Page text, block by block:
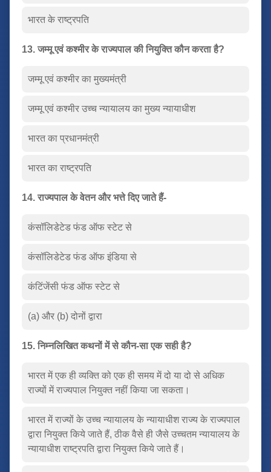
भारत के राष्ट्रपति
13. जम्मू एवं कश्मीर के राज्यपाल की नियुक्ति कौन करता है?
जम्मू एवं कश्मीर का मुख्यमंत्री
जम्मू एवं कश्मीर उच्च न्यायालय का मुख्य न्यायाधीश
भारत का प्रधानमंत्री
भारत का राष्ट्रपति
14. राज्यपाल के वेतन और भत्ते दिए जाते हैं-
कंसॉलिडेटेड फंड ऑफ स्टेट से
कंसॉलिडेटेड फंड ऑफ इंडिया से
कंटिंजेंसी फंड ऑफ स्टेट से
(a) और (b) दोनों द्वारा
15. निम्नलिखित कथनों में से कौन-सा एक सही है?
भारत में एक ही व्यक्ति को एक ही समय में दो या दो से अधिक
राज्यों में राज्यपाल नियुक्त नहीं किया जा सकता।
भारत में राज्यों के उच्च न्यायालय के न्यायाधीश राज्य के राज्यपाल
द्वारा नियुक्त किये जाते हैं, ठीक वैसे ही जैसे उच्चतम न्यायालय के
न्यायाधीश राष्ट्रपति द्वारा नियुक्त किये जाते हैं।